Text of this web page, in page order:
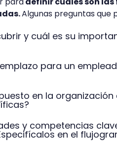
Algunas preguntas que
y cuál es su
para un
en la
y competencias
en el